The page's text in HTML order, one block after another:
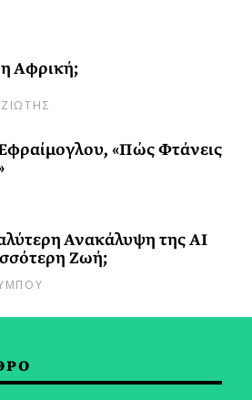
η Αφρική;
«Πώς Φτάνεις
Ανακάλυψη της AI
Ζωή;